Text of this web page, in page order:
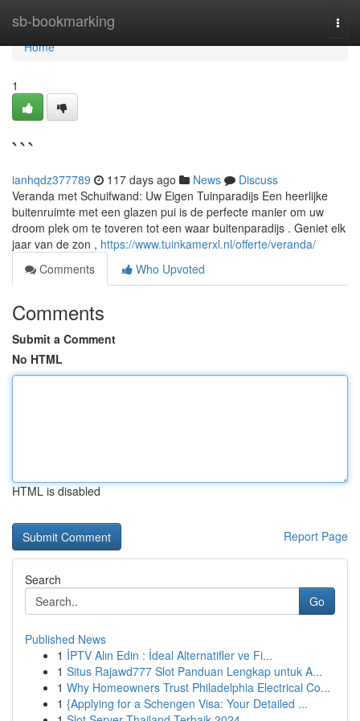
sb-bookmarking
Home
Home
1
```
ianhqdz377789 117 days ago News
Discuss
Veranda met Schuifwand: Uw Eigen Tuinparadijs Een heerlijke
buitenruimte met een glazen pui is de perfecte manier om uw
droom plek om te toveren tot een waar buitenparadijs . Geniet elk
jaar van de zon , https://www.tuinkamerxl.nl/offerte/veranda/
Comments
Who Upvoted
Comments
Submit a Comment
No HTML
HTML is disabled
Report Page
Search
Go
Published News
1 İPTV Alın Edin : İdeal Alternatifler ve Fi...
1 Situs Rajawd777 Slot Panduan Lengkap untuk A...
1 Why Homeowners Trust Philadelphia Electrical Co...
1 {Applying for a Schengen Visa: Your Detailed ...